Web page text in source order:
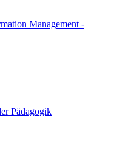
Management -
Pädagogik